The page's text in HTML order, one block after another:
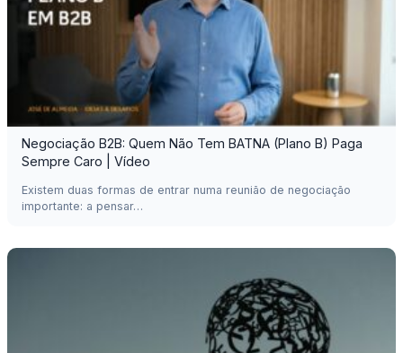
Negociação B2B: Quem Não Tem BATNA (Plano B) Paga
Sempre Caro | Vídeo
Existem duas formas de entrar numa reunião de negociação
importante: a pensar…